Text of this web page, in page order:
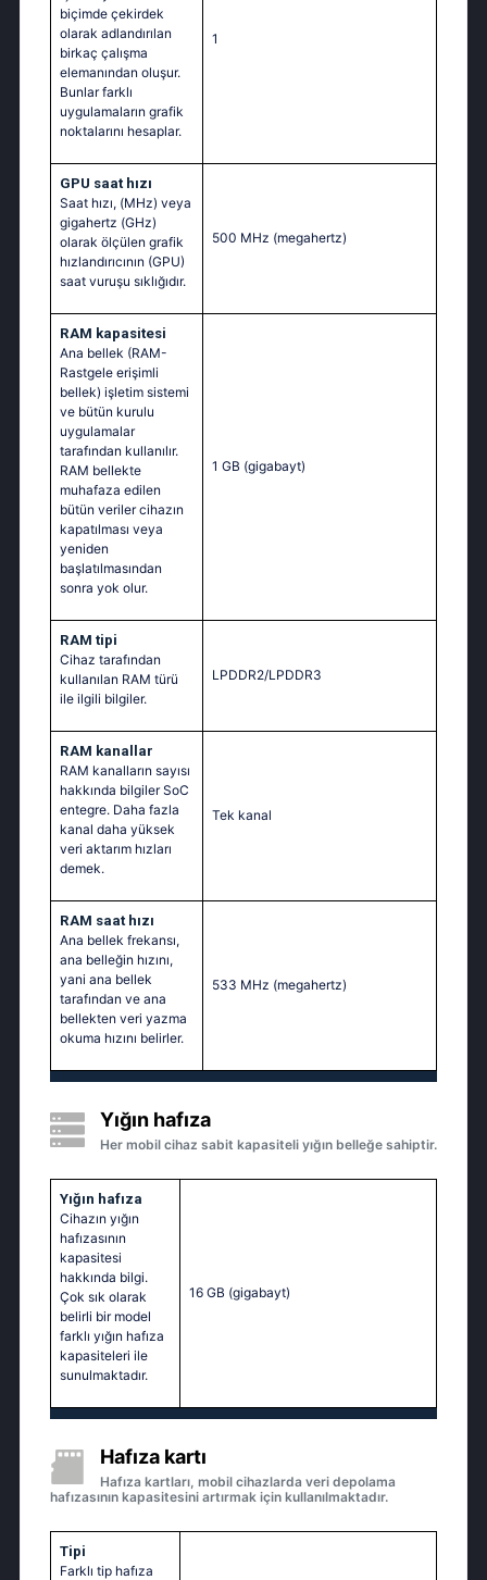
biçimde çekirdek
olarak adlandırılan
birkaç çalışma
elemanından oluşur.
Bunlar farklı
uygulamaların grafik
noktalarını hesaplar.
1
GPU saat hızı
Saat hızı, (MHz) veya
gigahertz (GHz)
olarak ölçülen grafik
hızlandırıcının (GPU)
saat vuruşu sıklığıdır.
500 MHz (megahertz)
RAM kapasitesi
Ana bellek (RAM-
Rastgele erişimli
bellek) işletim sistemi
ve bütün kurulu
uygulamalar
tarafından kullanılır.
RAM bellekte
muhafaza edilen
bütün veriler cihazın
kapatılması veya
yeniden
başlatılmasından
sonra yok olur.
1 GB (gigabayt)
RAM tipi
Cihaz tarafından
kullanılan RAM türü
ile ilgili bilgiler.
LPDDR2/LPDDR3
RAM kanallar
RAM kanalların sayısı
hakkında bilgiler SoC
entegre. Daha fazla
kanal daha yüksek
veri aktarım hızları
demek.
Tek kanal
RAM saat hızı
Ana bellek frekansı,
ana belleğin hızını,
yani ana bellek
tarafından ve ana
bellekten veri yazma
okuma hızını belirler.
533 MHz (megahertz)
Yığın hafıza
Her mobil cihaz sabit kapasiteli yığın belleğe sahiptir.
Yığın hafıza
Cihazın yığın
hafızasının
kapasitesi
hakkında bilgi.
Çok sık olarak
belirli bir model
farklı yığın hafıza
kapasiteleri ile
sunulmaktadır.
16 GB (gigabayt)
Hafıza kartı
Hafıza kartları, mobil cihazlarda veri depolama
hafızasının kapasitesini artırmak için kullanılmaktadır.
Tipi
Farklı tip hafıza